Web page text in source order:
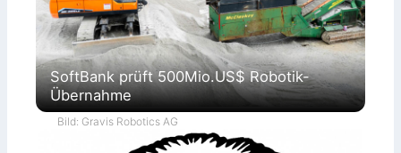
SoftBank prüft 500Mio.US$ Robotik-
Übernahme
Bild: Gravis Robotics AG